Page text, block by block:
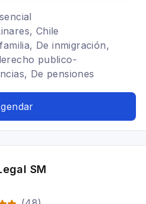
Chile
De inmigración,
publico-
De pensiones
SM